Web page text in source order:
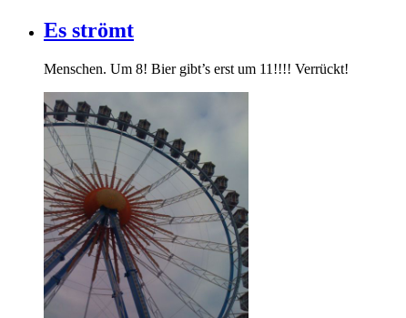
Es strömt
Menschen. Um 8! Bier gibt’s erst um 11!!!! Verrückt!